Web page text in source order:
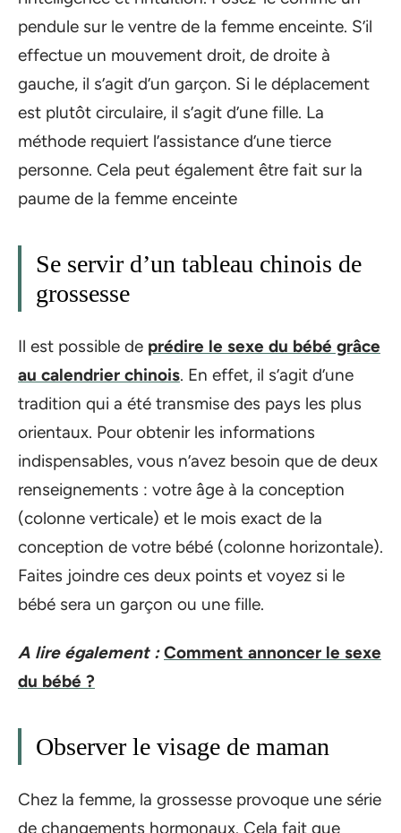
pendule sur le ventre de la femme enceinte. S’il
effectue un mouvement droit, de droite à
gauche, il s’agit d’un garçon. Si le déplacement
est plutôt circulaire, il s’agit d’une fille. La
méthode requiert l’assistance d’une tierce
personne. Cela peut également être fait sur la
paume de la femme enceinte
Se servir d’un tableau chinois de
grossesse
Il est possible de prédire le sexe du bébé grâce
au calendrier chinois. En effet, il s’agit d’une
tradition qui a été transmise des pays les plus
orientaux. Pour obtenir les informations
indispensables, vous n’avez besoin que de deux
renseignements : votre âge à la conception
(colonne verticale) et le mois exact de la
conception de votre bébé (colonne horizontale).
Faites joindre ces deux points et voyez si le
bébé sera un garçon ou une fille.
A lire également : Comment annoncer le sexe
du bébé ?
Observer le visage de maman
Chez la femme, la grossesse provoque une série
de changements hormonaux. Cela fait que